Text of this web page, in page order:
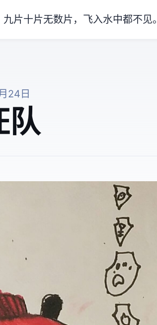
片十片无数片，飞入水中都不见。
24日
队